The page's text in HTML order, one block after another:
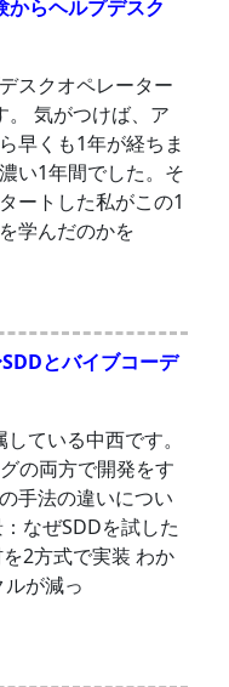
からヘルプデスク
スクオペレーター
。 気がつけば、ア
早くも1年が経ちま
い1年間でした。そ
ートした私がこの1
学んだのかを
とバイブコーデ
ている中西です。
の両方で開発をす
手法の違いについ
なぜSDDを試した
2方式で実装 わか
が減っ